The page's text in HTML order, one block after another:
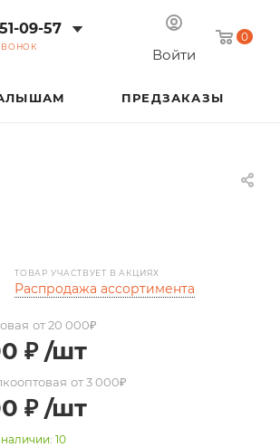
0
Войти
09-57
ПРЕДЗАКАЗЫ
ТОВАР УЧАСТВУЕТ В АКЦИЯХ
Распродажа ассортимента
от 20 000₽
₽ /шт
от 3 000₽
₽ /шт
10